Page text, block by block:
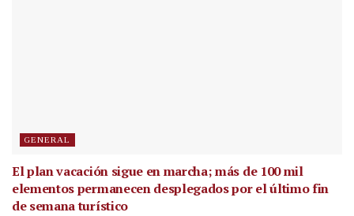
GENERAL
El plan vacación sigue en marcha; más de 100 mil
elementos permanecen desplegados por el último fin
de semana turístico